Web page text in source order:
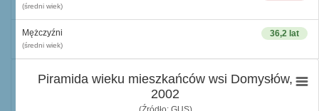
(średni wiek)
36,2 lat
Mężczyźni
(średni wiek)
Piramida wieku mieszkańców wsi Domysłów,
2002